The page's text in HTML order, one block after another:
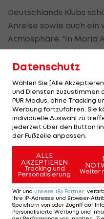
Deutschlands Klubs
Anreise sowie auch ein
Atmosphäre. "In Maria
familiäres Umfeld
Verein wünscht. Das
Düsseldorfs Präsident
seines Vereins, für
Almer im Tor steht.
Schalke, Werder,
Mit ihren Klubs
österreichische
So kommt Schalke 04 (
Klagenfurt, Werder
Sebastian Prödl,Zlatko
Datenschutz
Wählen Sie [Alle
und Diensten zuzustimmen
PUR Modus, ohne Tracking
Werbung fortzufahren. Sie
individuelle Auswahl zu
jederzeit über den Button
der Fußzeile anpassen.
ALLE
AKZEPTIEREN
Tracking und
Personalisierung
Weiter
Wir und unsere 186 Partner
Ihre IP-Adresse und Browser-
Speichern von oder Zugriff auf
Personalisierte Werbung und